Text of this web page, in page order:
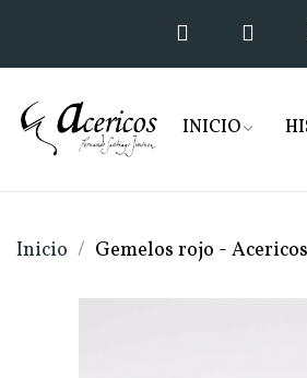
INICIO
Inicio Gemelos rojo - Acericos